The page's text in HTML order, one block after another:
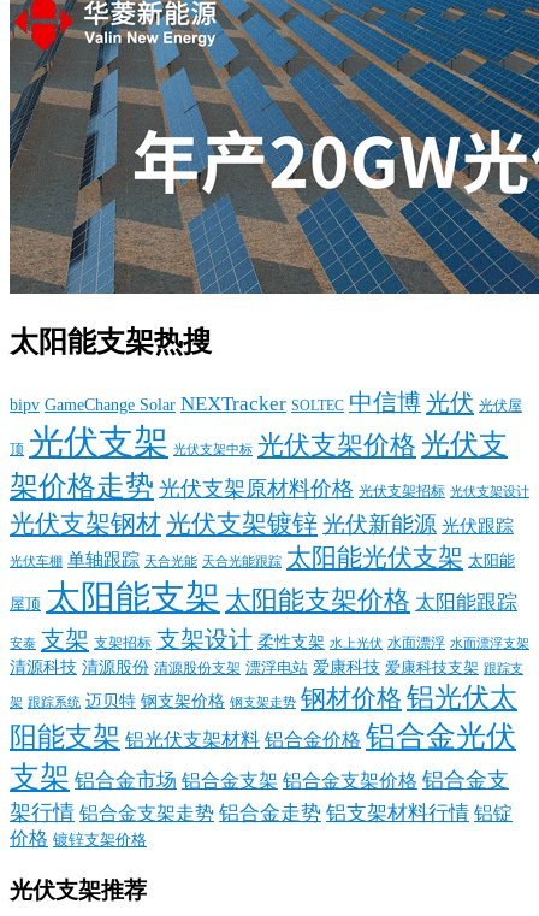
太阳能支架热搜
bipv GameChange Solar NEXTracker SOLTEC 中信博光伏 光伏屋
顶 光伏支架 光伏支架中标 光伏支架价格 光伏支
架价格走势 光伏支架原材料价格 光伏支架招标 光伏支架设计
光伏支架钢材光伏支架镀锌光伏新能源 光伏跟踪
光伏车棚 单轴跟踪 天合光能 天合光能跟踪 太阳能光伏支架 太阳能
屋顶 太阳能支架 太阳能支架价格 太阳能跟踪
安泰 支架 支架招标 支架设计 柔性支架 水上光伏 水面漂浮 水面漂浮支架
清源科技 清源股份 清源股份支架 漂浮电站 爱康科技 爱康科技支架 跟踪支
架 跟踪系统 迈贝特 钢支架价格 钢支架走势 钢材价格 铝光伏太
阳能支架 铝光伏支架材料 铝合金价格 铝合金光伏
支架 铝合金市场 铝合金支架 铝合金支架价格 铝合金支
架行情 铝合金支架走势 铝合金走势 铝支架材料行情 铝锭
价格 镀锌支架价格
光伏支架推荐